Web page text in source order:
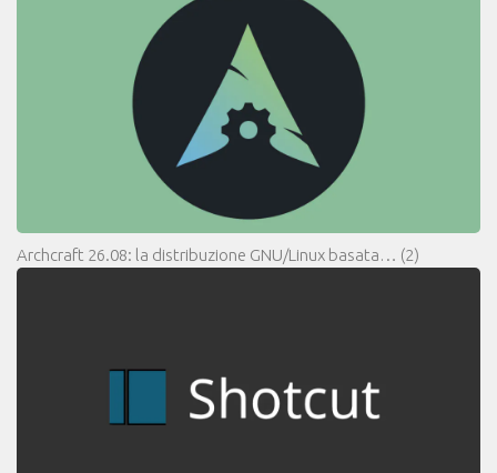
Archcraft 26.08: la distribuzione GNU/Linux basata… (2)